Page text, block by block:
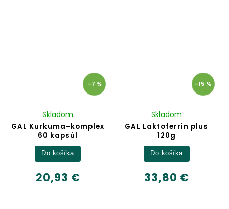
–7 %
GAL Kurkuma-komplex
60 kapsúl
Skladom
20,93 €
Do košíka
–15 %
GAL Laktoferrin plus
120g
Skladom
33,80 €
Do košíka